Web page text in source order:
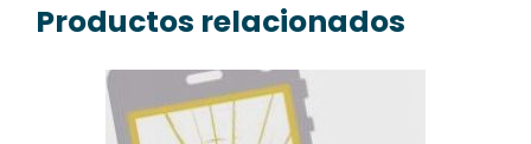
Productos relacionados